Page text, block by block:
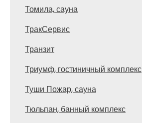
Томила, сауна
ТракСервис
Транзит
Триумф, гостиничный комплекс
Туши Пожар, сауна
Тюльпан, банный комплекс